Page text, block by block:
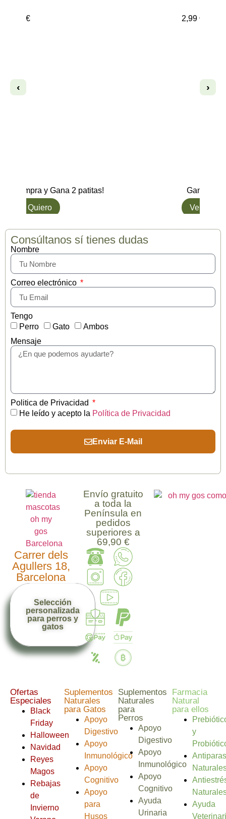
‹
€
Compra y Gana 2 patitas!
L๑ Quiero
2,99 €
Gana
Ver
›
Consúltanos sí tienes dudas
Nombre
Correo electrónico
Tengo
Perro
Gato
Ambos
Mensaje
Politica de Privacidad
He leído y acepto la Política de Privacidad
Enviar E-Mail
Carrer dels
Agullers 18,
Barcelona
Selección
personalizada
para perros y
gatos
Envío gratuito
a toda la
Península en
pedidos
superiores a
69,90 €
Ofertas
Especiales
Black
Friday
Halloween
Navidad
Reyes
Magos
Rebajas
de
Invierno
Suplementos
Naturales
para Gatos
Apoyo
Digestivo
Apoyo
Inmunológico
Apoyo
Cognitivo
Apoyo
para
Husos
Suplementos
Naturales
para
Perros
Apoyo
Digestivo
Apoyo
Inmunológico
Apoyo
Cognitivo
Ayuda
Urinaria
Farmacia
Natural
para ellos
y
Ayuda